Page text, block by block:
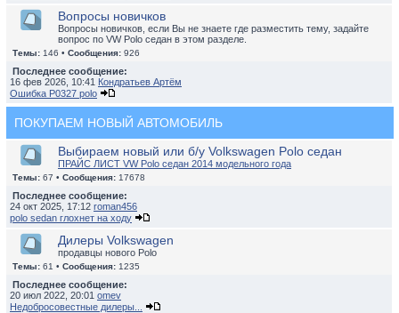
Вопросы новичков
Вопросы новичков, если Вы не знаете где разместить тему, задайте
вопрос по VW Polo седан в этом разделе.
Темы: 146 • Сообщения: 926
Последнее сообщение:
16 фев 2026, 10:41 Кондратьев Артём
Ошибка P0327 polo
ПОКУПАЕМ НОВЫЙ АВТОМОБИЛЬ
Выбираем новый или б/у Volkswagen Polo седан
ПРАЙС ЛИСТ VW Polo седан 2014 модельного года
Темы: 67 • Сообщения: 17678
Последнее сообщение:
24 окт 2025, 17:12 roman456
polo sedan глохнет на ходу
Дилеры Volkswagen
продавцы нового Polo
Темы: 61 • Сообщения: 1235
Последнее сообщение:
20 июл 2022, 20:01 omev
Недобросовестные дилеры...